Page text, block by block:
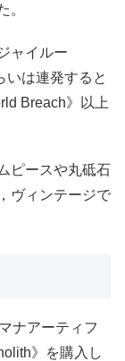
。
ャイルー
いは連発すると
Breach》以上
ピースや丸砥石
ヴィンテージで
ナアーティフ
》を購入し